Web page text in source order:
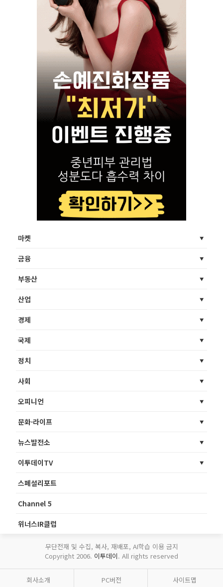
마켓
금융
부동산
산업
경제
국제
정치
사회
오피니언
문화·라이프
뉴스발전소
이투데이TV
스페셜리포트
Channel 5
위너스IR클럽
무단전재 및 수집, 복사, 재배포, AI학습 이용 금지
Copyright 2006. 이투데이. All rights reserved
회사소개 PC버전 사이트맵